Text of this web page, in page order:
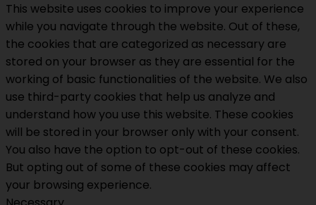
This website uses cookies to improve your experience
while you navigate through the website. Out of these,
the cookies that are categorized as necessary are
stored on your browser as they are essential for the
working of basic functionalities of the website. We also
use third-party cookies that help us analyze and
understand how you use this website. These cookies
will be stored in your browser only with your consent.
You also have the option to opt-out of these cookies.
But opting out of some of these cookies may affect
your browsing experience.